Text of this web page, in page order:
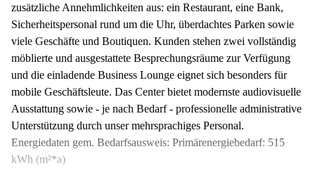
zusätzliche Annehmlichkeiten aus: ein Restaurant, eine Bank,
Sicherheitspersonal rund um die Uhr, überdachtes Parken sowie
viele Geschäfte und Boutiquen. Kunden stehen zwei vollständig
möblierte und ausgestattete Besprechungsräume zur Verfügung
und die einladende Business Lounge eignet sich besonders für
mobile Geschäftsleute. Das Center bietet modernste audiovisuelle
Ausstattung sowie - je nach Bedarf - professionelle administrative
Unterstützung durch unser mehrsprachiges Personal.
Energiedaten gem. Bedarfsausweis: Primärenergiebedarf: 515
kWh (m²*a)